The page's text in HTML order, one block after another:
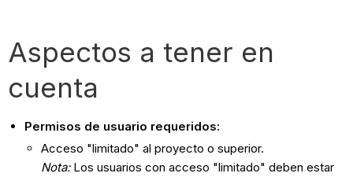
Aspectos a tener en
cuenta
Permisos de usuario requeridos:
Acceso "limitado" al proyecto o superior.
Nota: Los usuarios con acceso "limitado" deben estar